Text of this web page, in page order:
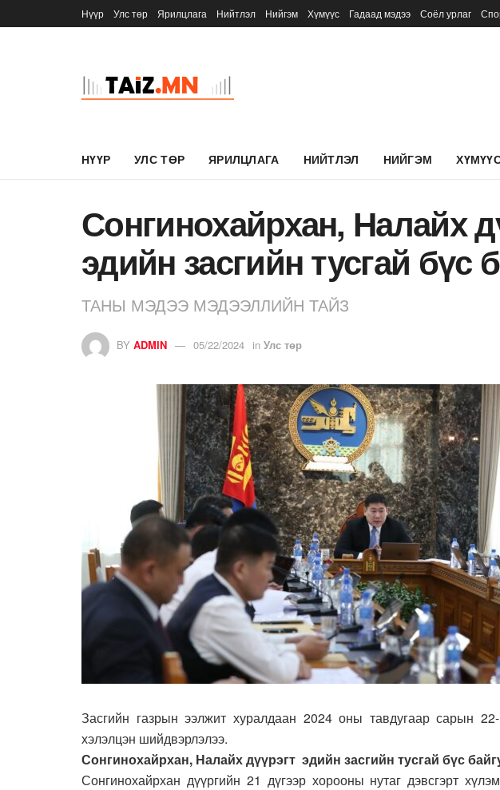
Нүүр Улс төр Ярилцлага Нийтлэл Нийгэм Хүмүүс Гадаад мэдээ Соёл урлаг
НҮҮР УЛС ТӨР ЯРИЛЦЛАГА НИЙТЛЭЛ НИЙГЭМ
Сонгинохайрхан, Налайх
эдийн засгийн тусгай бүс
ТАНЫ МЭДЭЭ МЭДЭЭЛЛИЙН ТАЙЗ
BY ADMIN 05/22/2024 in Улс төр
Засгийн газрын ээлжит хуралдаан 2024 оны тавдугаар сарын
хэлэлцэн шийдвэрлэлээ.
Сонгинохайрхан, Налайх дүүрэгт эдийн засгийн тусгай бүс
Сонгинохайрхан дүүргийн 21 дүгээр хорооны нутаг дэвсгэрт